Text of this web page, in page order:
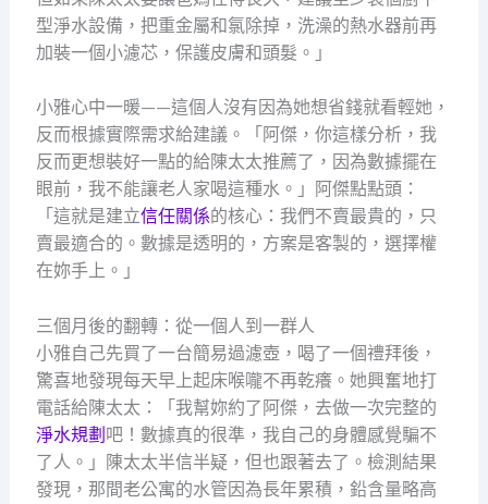
型淨水設備，把重金屬和氯除掉，洗澡的熱水器前再
加裝一個小濾芯，保護皮膚和頭髮。」
小雅心中一暖——這個人沒有因為她想省錢就看輕她，
反而根據實際需求給建議。「阿傑，你這樣分析，我
反而更想裝好一點的給陳太太推薦了，因為數據擺在
眼前，我不能讓老人家喝這種水。」阿傑點點頭：
「這就是建立信任關係的核心：我們不賣最貴的，只
賣最適合的。數據是透明的，方案是客製的，選擇權
在妳手上。」
三個月後的翻轉：從一個人到一群人
小雅自己先買了一台簡易過濾壺，喝了一個禮拜後，
驚喜地發現每天早上起床喉嚨不再乾癢。她興奮地打
電話給陳太太：「我幫妳約了阿傑，去做一次完整的
淨水規劃 吧！數據真的很準，我自己的身體感覺騙不
了人。」陳太太半信半疑，但也跟著去了。檢測結果
發現，那間老公寓的水管因為長年累積，鉛含量略高